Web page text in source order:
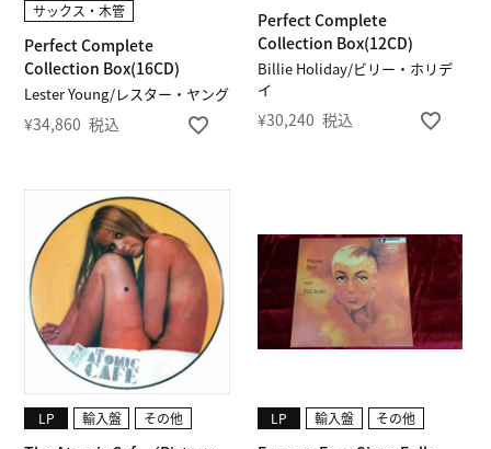
Lester Young/レスター・ヤング
Perfect Complete
Collection Box(16CD)
サックス・木管
¥34,860 税込
Billie Holiday/ビリー・ホリデ
イ
Perfect Complete
Collection Box(12CD)
¥30,240 税込
LP 輸入盤 その他 LP 輸入盤 その他